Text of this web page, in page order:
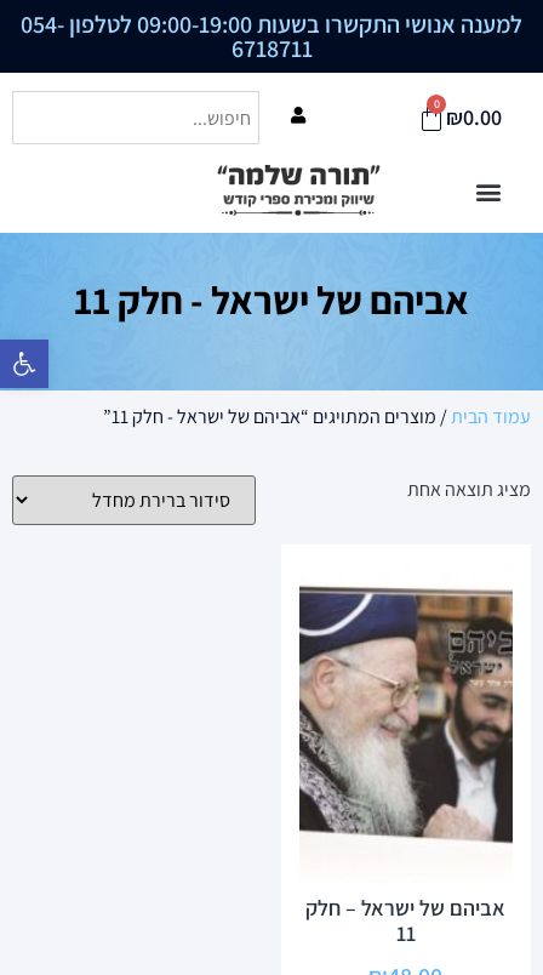
פתח סרגל
למענה אנושי התקשרו בשעות 09:00-19:00 לטלפון 054-
6718711
₪0.00
0
אביהם של ישראל - חלק 11
עמוד הבית/ מוצרים המתויגים “אביהם של ישראל - חלק 11”
מציג תוצאה אחת
אביהם של ישראל – חלק
11